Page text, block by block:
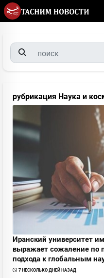
рубрикация Наука и
Иранский университет
выражает сожаление по
подхода к глобальным
7 НЕСКОЛЬКО ДНЕЙ НАЗАД